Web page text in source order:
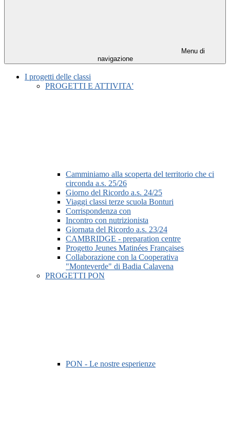
Menu di
navigazione
I progetti delle classi
PROGETTI E ATTIVITA'
Camminiamo alla scoperta del territorio che ci
circonda a.s. 25/26
Giorno del Ricordo a.s. 24/25
Viaggi classi terze scuola Bonturi
Corrispondenza con
Incontro con nutrizionista
Giornata del Ricordo a.s. 23/24
CAMBRIDGE - preparation centre
Progetto Jeunes Matinées Françaises
Collaborazione con la Cooperativa
"Monteverde" di Badia Calavena
PROGETTI PON
PON - Le nostre esperienze